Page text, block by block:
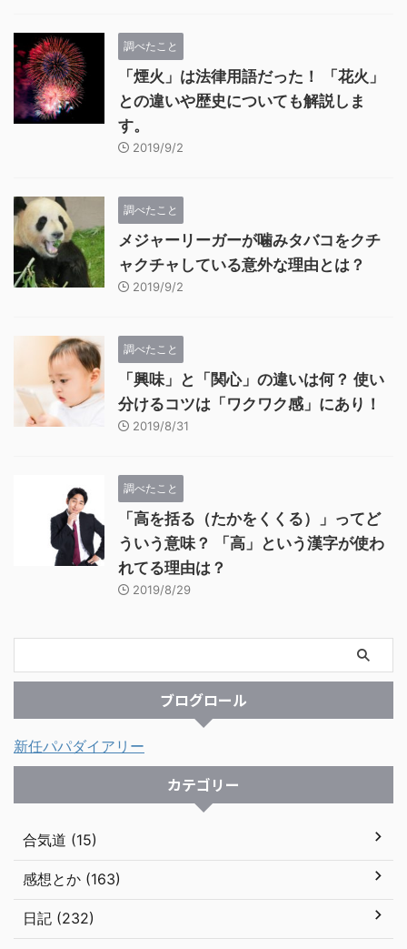
調べたこと
「煙火」は法律用語だった！ 「花火」
との違いや歴史についても解説しま
す。
2019/9/2
調べたこと
メジャーリーガーが噛みタバコをクチ
ャクチャしている意外な理由とは？
2019/9/2
調べたこと
「興味」と「関心」の違いは何？ 使い
分けるコツは「ワクワク感」にあり！
2019/8/31
調べたこと
「高を括る（たかをくくる）」ってど
ういう意味？ 「高」という漢字が使わ
れてる理由は？
2019/8/29
ブログロール
新任パパダイアリー
カテゴリー
合気道 (15)
感想とか (163)
日記 (232)